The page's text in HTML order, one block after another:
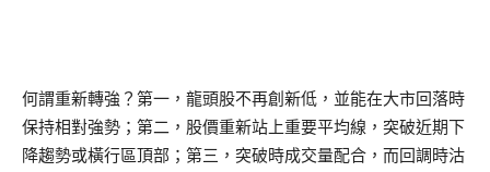
何謂重新轉強？第一，龍頭股不再創新低，並能在大市回落時
保持相對強勢；第二，股價重新站上重要平均線，突破近期下
降趨勢或橫行區頂部；第三，突破時成交量配合，而回調時沽